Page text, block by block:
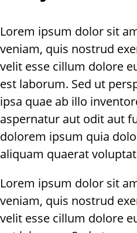
Lorem ipsum dolor sit
veniam, quis nostrud
velit esse cillum dolore
est laborum. Sed ut
ipsa quae ab illo
aspernatur aut odit aut
dolorem ipsum quia
aliquam quaerat
Lorem ipsum dolor sit
veniam, quis nostrud
velit esse cillum dolore